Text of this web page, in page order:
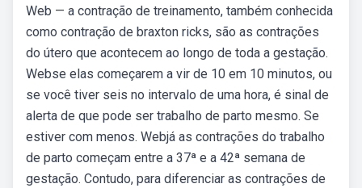
Web — a contração de treinamento, também conhecida
como contração de braxton ricks, são as contrações
do útero que acontecem ao longo de toda a gestação.
Webse elas começarem a vir de 10 em 10 minutos, ou
se você tiver seis no intervalo de uma hora, é sinal de
alerta de que pode ser trabalho de parto mesmo. Se
estiver com menos. Webjá as contrações do trabalho
de parto começam entre a 37ª e a 42ª semana de
gestação. Contudo, para diferenciar as contrações de